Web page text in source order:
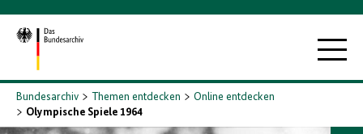
Zur
Startseite
Bundesarchiv Themen entdecken
Online entdecken
Olympische Spiele 1964